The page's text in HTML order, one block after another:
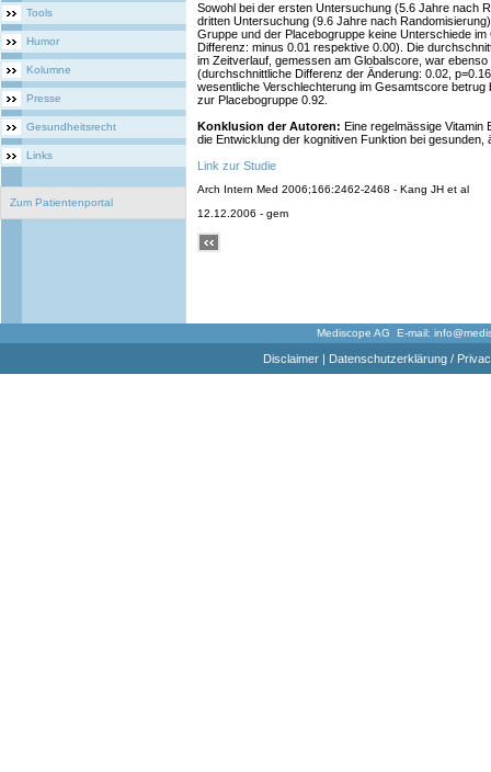
Tools
Humor
Kolumne
Presse
Gesundheitsrecht
Links
Zum Patientenportal
Sowohl bei der ersten Untersuchung (5.6 Jahre nach
dritten Untersuchung (9.6 Jahre nach
Gruppe und der Placebogruppe keine Unterschiede
Differenz: minus 0.01 respektive 0.00). Die
im Zeitverlauf, gemessen am Globalscore, war
(durchschnittliche Differenz der Änderung: 0.02,
wesentliche Verschlechterung im Gesamtscore betrug
zur Placebogruppe 0.92.
Konklusion der Autoren: Eine regelmässige Vitamin
die Entwicklung der kognitiven Funktion bei gesunden,
Link zur Studie
Arch Intern Med 2006;166:2462-2468 - Kang JH et al
12.12.2006 - gem
Mediscope AG E-mail:
Disclaimer| Datenschutzerklärung /